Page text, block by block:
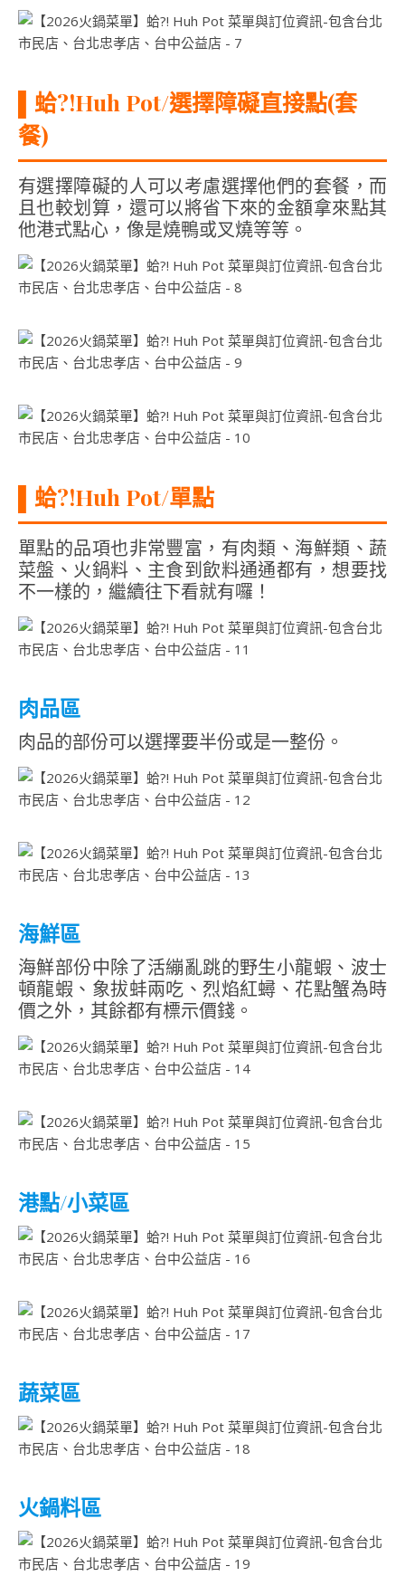
蛤?!Huh Pot/選擇障礙直接點(套
餐)
有選擇障礙的人可以考慮選擇他們的套餐，而
且也較划算，還可以將省下來的金額拿來點其
他港式點心，像是燒鴨或叉燒等等。
蛤?!Huh Pot/單點
單點的品項也非常豐富，有肉類、海鮮類、蔬
菜盤、火鍋料、主食到飲料通通都有，想要找
不一樣的，繼續往下看就有囉！
肉品區
肉品的部份可以選擇要半份或是一整份。
海鮮區
海鮮部份中除了活繃亂跳的野生小龍蝦、波士
頓龍蝦、象拔蚌兩吃、烈焰紅蟳、花點蟹為時
價之外，其餘都有標示價錢。
港點/小菜區
蔬菜區
火鍋料區